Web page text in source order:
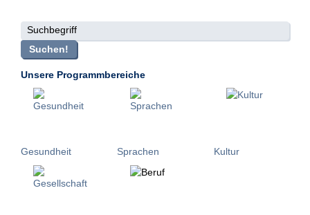
Suchbegriff
Suchen!
Unsere Programmbereiche
Gesundheit Sprachen Kultur